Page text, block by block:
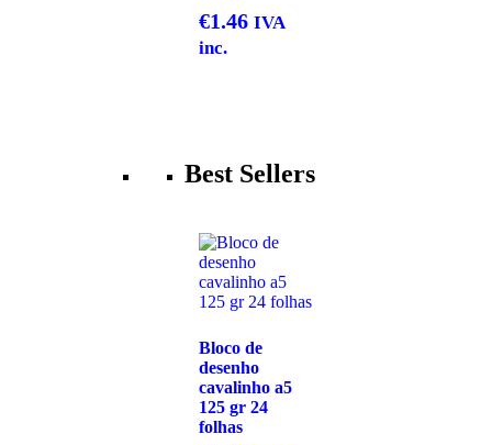
€1.46 IVA
inc.
Best Sellers
Bloco de
desenho
cavalinho a5
125 gr 24
folhas